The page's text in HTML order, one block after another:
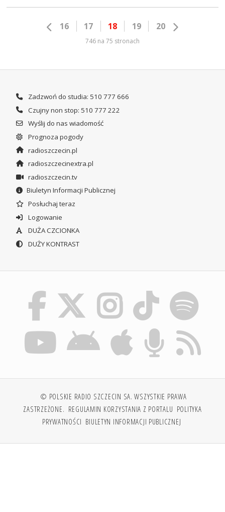
16 17 18 19 20
746 na 75 stronach
Zadzwoń do studia: 510 777 666
Czujny non stop: 510 777 222
Wyślij do nas wiadomość
Prognoza pogody
radioszczecin.pl
radioszczecinextra.pl
radioszczecin.tv
Biuletyn Informacji Publicznej
Posłuchaj teraz
Logowanie
DUŻA CZCIONKA
DUŻY KONTRAST
© POLSKIE RADIO SZCZECIN SA. WSZYSTKIE PRAWA
ZASTRZEŻONE. REGULAMIN KORZYSTANIA Z PORTALU POLITYKA
PRYWATNOŚCI BIULETYN INFORMACJI PUBLICZNEJ